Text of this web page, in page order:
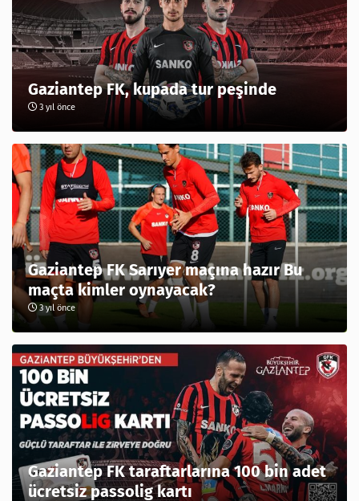
Gaziantep FK, kupada tur peşinde
3 yıl önce
Gaziantep FK Sarıyer maçına hazır Bu
maçta kimler oynayacak?
3 yıl önce
Gaziantep FK taraftarlarına 100 bin adet
ücretsiz passolig kartı